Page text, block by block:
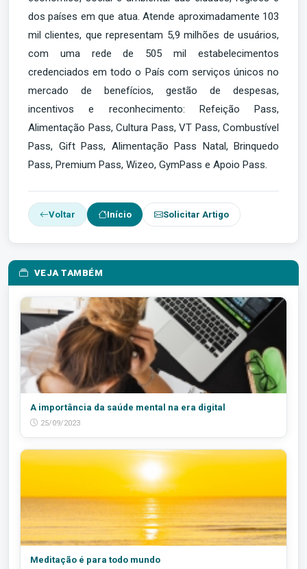
dos países em que atua. Atende aproximadamente 103
mil clientes, que representam 5,9 milhões de usuários,
com uma rede de 505 mil estabelecimentos
credenciados em todo o País com serviços únicos no
mercado de benefícios, gestão de despesas,
incentivos e reconhecimento: Refeição Pass,
Alimentação Pass, Cultura Pass, VT Pass, Combustível
Pass, Gift Pass, Alimentação Pass Natal, Brinquedo
Pass, Premium Pass, Wizeo, GymPass e Apoio Pass.
Voltar Início Solicitar Artigo
VEJA TAMBÉM
A importância da saúde mental na era digital
25/09/2023
Meditação é para todo mundo